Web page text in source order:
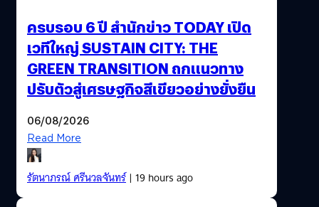
ครบรอบ 6 ปี สำนักข่าว TODAY เปิด
เวทีใหญ่ SUSTAIN CITY: THE
GREEN TRANSITION ถกแนวทาง
ปรับตัวสู่เศรษฐกิจสีเขียวอย่างยั่งยืน
06/08/2026
Read More
รัตนาภรณ์ ศรีนวลจันทร์| 19 hours ago